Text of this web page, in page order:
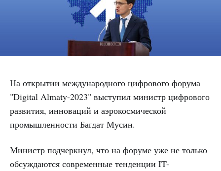
На открытии международного цифрового форума
"Digital Almaty-2023" выступил министр цифрового
развития, инноваций и аэрокосмической
промышленности Багдат Мусин.
Министр подчеркнул, что на форуме уже не только
обсуждаются современные тенденции IT-